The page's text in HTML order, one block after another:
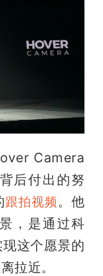
Camera
后付出的努
跟拍视频。他
，是通过科
这个愿景的
拉近。